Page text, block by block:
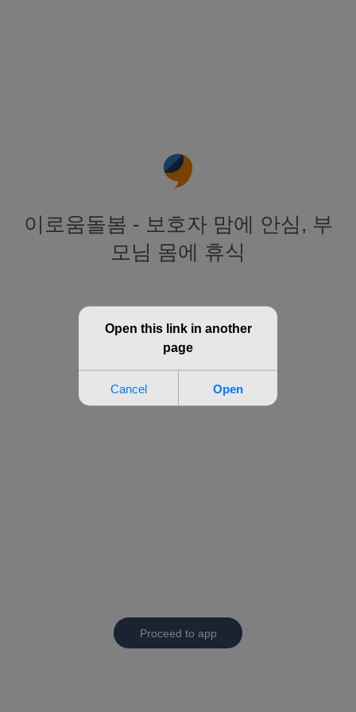
이로움돌봄 - 보호자 맘에 안심, 부
모님 몸에 휴식
Proceed to app